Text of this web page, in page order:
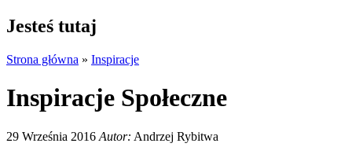
Jesteś tutaj
Strona główna » Inspiracje
Inspiracje Społeczne
29 Września 2016 Autor: Andrzej Rybitwa